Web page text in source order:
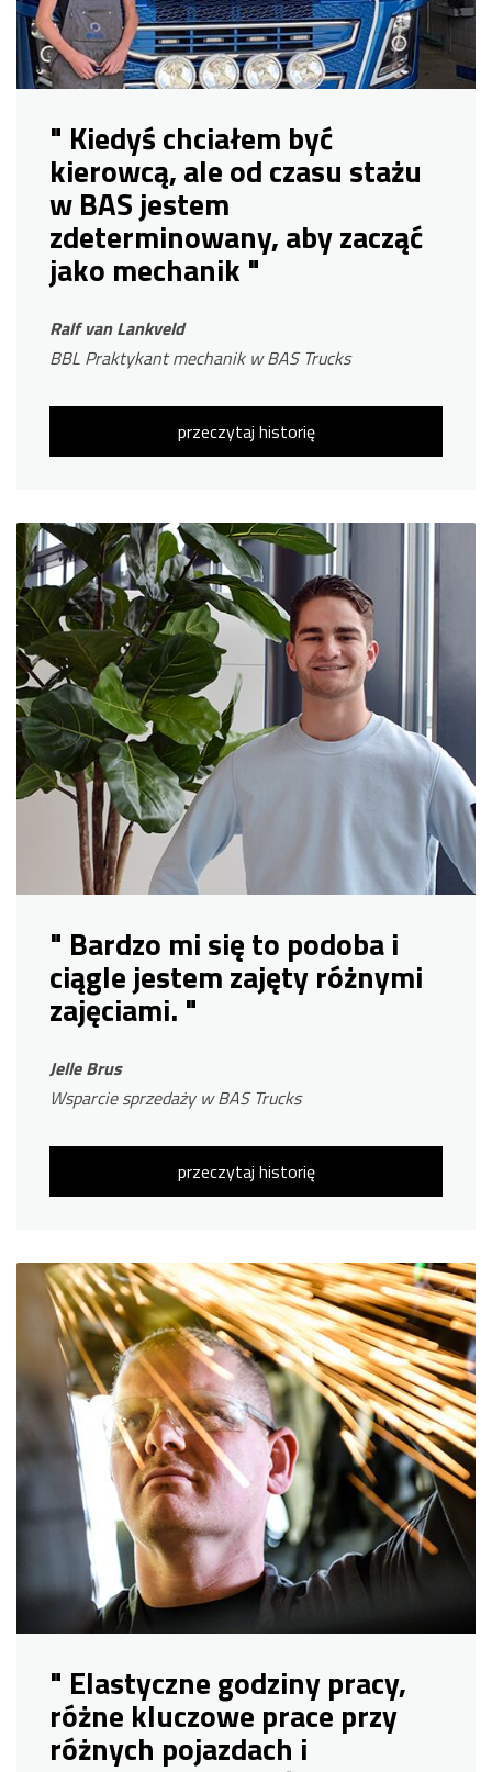
" Kiedyś chciałem być
kierowcą, ale od czasu stażu
w BAS jestem
zdeterminowany, aby zacząć
jako mechanik "
Ralf van Lankveld
BBL Praktykant mechanik w BAS Trucks
przeczytaj historię
" Bardzo mi się to podoba i
ciągle jestem zajęty różnymi
zajęciami. "
Jelle Brus
Wsparcie sprzedaży w BAS Trucks
przeczytaj historię
" Elastyczne godziny pracy,
różne kluczowe prace przy
różnych pojazdach i